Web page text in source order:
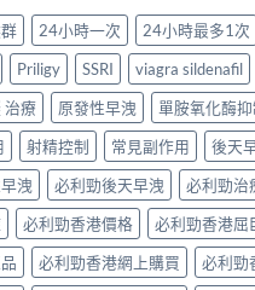
24小時一次 24小時最多1次
Priligy SSRI viagra sildenafil
治療
原發性早洩 單胺氧化酶
射精控制 常見副作用 後天
洩
必利勁後天早洩
必利勁治
必利勁香港價格
必利勁香港屈
必利勁香港網上購買
必利勁